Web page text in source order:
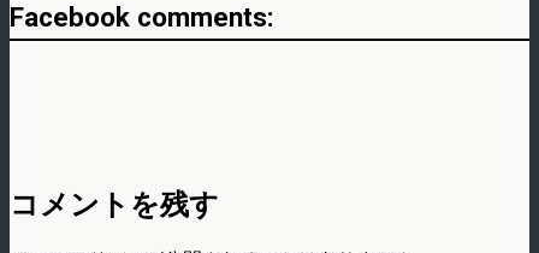
Facebook comments:
コメントを残す